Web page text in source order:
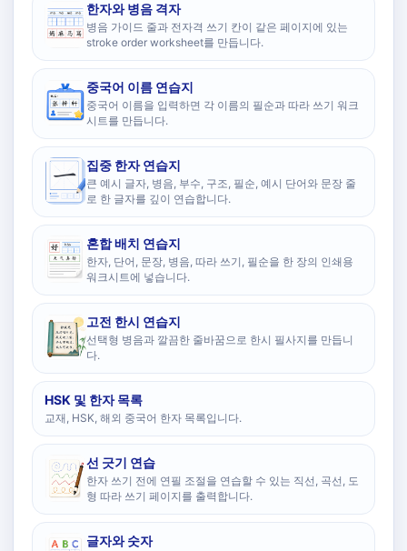
한자와 병음 격자
병음 가이드 줄과 전자격 쓰기 칸이 같은 페이지에 있는
stroke order worksheet를 만듭니다.
중국어 이름 연습지
중국어 이름을 입력하면 각 이름의 필순과 따라 쓰기 워크
시트를 만듭니다.
집중 한자 연습지
큰 예시 글자, 병음, 부수, 구조, 필순, 예시 단어와 문장 줄
로 한 글자를 깊이 연습합니다.
혼합 배치 연습지
한자, 단어, 문장, 병음, 따라 쓰기, 필순을 한 장의 인쇄용
워크시트에 넣습니다.
고전 한시 연습지
선택형 병음과 깔끔한 줄바꿈으로 한시 필사지를 만듭니
다.
HSK 및 한자 목록
교재, HSK, 해외 중국어 한자 목록입니다.
선 긋기 연습
한자 쓰기 전에 연필 조절을 연습할 수 있는 직선, 곡선, 도
형 따라 쓰기 페이지를 출력합니다.
글자와 숫자